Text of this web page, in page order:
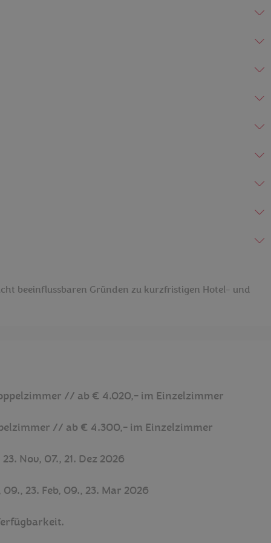
beeinflussbaren Gründen zu kurzfristigen Hotel- und
// ab € 4.020,- im Einzelzimmer
// ab € 4.300,- im Einzelzimmer
Nov, 07., 21. Dez 2026
23. Feb, 09., 23. Mar 2026